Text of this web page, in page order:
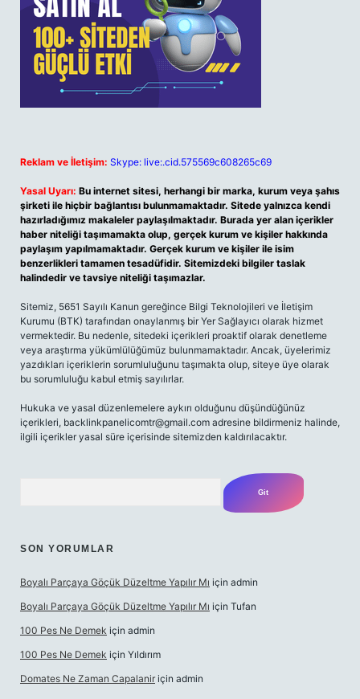
Reklam ve İletişim: Skype: live:.cid.575569c608265c69
Yasal Uyarı: Bu internet sitesi, herhangi bir marka, kurum veya şahıs
şirketi ile hiçbir bağlantısı bulunmamaktadır. Sitede yalnızca kendi
hazırladığımız makaleler paylaşılmaktadır. Burada yer alan içerikler
haber niteliği taşımamakta olup, gerçek kurum ve kişiler hakkında
paylaşım yapılmamaktadır. Gerçek kurum ve kişiler ile isim
benzerlikleri tamamen tesadüfidir. Sitemizdeki bilgiler taslak
halindedir ve tavsiye niteliği taşımazlar.
Sitemiz, 5651 Sayılı Kanun gereğince Bilgi Teknolojileri ve İletişim
Kurumu (BTK) tarafından onaylanmış bir Yer Sağlayıcı olarak hizmet
vermektedir. Bu nedenle, sitedeki içerikleri proaktif olarak denetleme
veya araştırma yükümlülüğümüz bulunmamaktadır. Ancak, üyelerimiz
yazdıkları içeriklerin sorumluluğunu taşımakta olup, siteye üye olarak
bu sorumluluğu kabul etmiş sayılırlar.
Hukuka ve yasal düzenlemelere aykırı olduğunu düşündüğünüz
içerikleri, backlinkpanelicomtr@gmail.com adresine bildirmeniz halinde,
ilgili içerikler yasal süre içerisinde sitemizden kaldırılacaktır.
SON YORUMLAR
Boyalı Parçaya Göçük Düzeltme Yapılır Mı için admin
Boyalı Parçaya Göçük Düzeltme Yapılır Mı için Tufan
100 Pes Ne Demek için admin
100 Pes Ne Demek için Yıldırım
Domates Ne Zaman Capalanir için admin